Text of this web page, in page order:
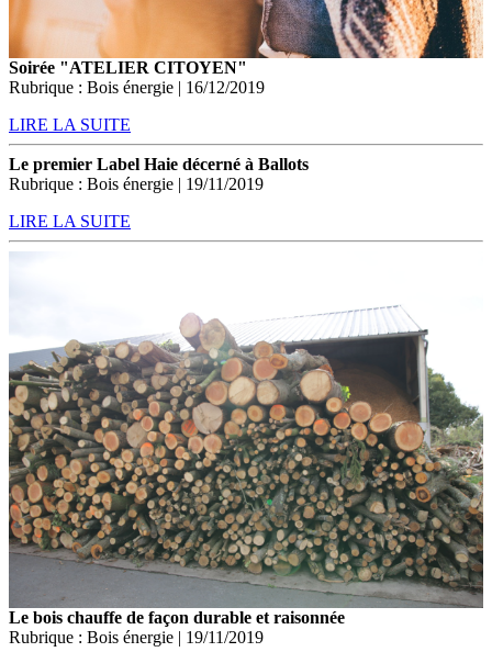
Soirée "ATELIER CITOYEN"
Rubrique : Bois énergie | 16/12/2019
LIRE LA SUITE
Le premier Label Haie décerné à Ballots
Rubrique : Bois énergie | 19/11/2019
LIRE LA SUITE
Le bois chauffe de façon durable et raisonnée
Rubrique : Bois énergie | 19/11/2019